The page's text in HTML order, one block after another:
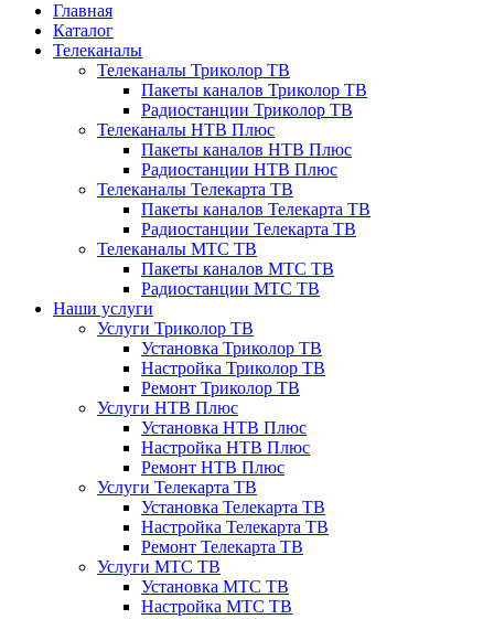
Главная
Каталог
Телеканалы
Телеканалы Триколор ТВ
Пакеты каналов Триколор ТВ
Радиостанции Триколор ТВ
Телеканалы НТВ Плюс
Пакеты каналов НТВ Плюс
Радиостанции НТВ Плюс
Телеканалы Телекарта ТВ
Пакеты каналов Телекарта ТВ
Радиостанции Телекарта ТВ
Телеканалы МТС ТВ
Пакеты каналов МТС ТВ
Радиостанции МТС ТВ
Наши услуги
Услуги Триколор ТВ
Установка Триколор ТВ
Настройка Триколор ТВ
Ремонт Триколор ТВ
Услуги НТВ Плюс
Установка НТВ Плюс
Настройка НТВ Плюс
Ремонт НТВ Плюс
Услуги Телекарта ТВ
Установка Телекарта ТВ
Настройка Телекарта ТВ
Ремонт Телекарта ТВ
Услуги МТС ТВ
Установка МТС ТВ
Настройка МТС ТВ